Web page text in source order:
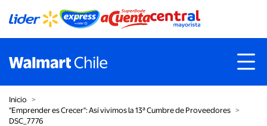
Inicio ˃
"Emprender es Crecer": Así vivimos la 13ª Cumbre de Proveedores ˃
DSC_7776